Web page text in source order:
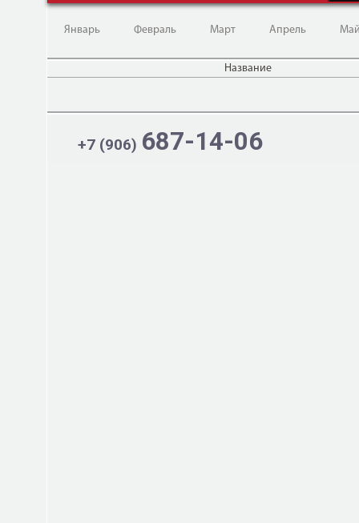
Январь Февраль Март Апрель
Название
+7 (906) 687-14-06